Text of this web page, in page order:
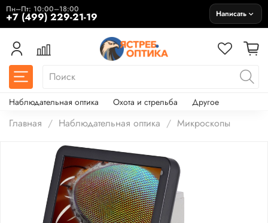
Пн–Пт: 10:00–18:00
+7 (499) 229-21-19 Написать
Наблюдательная оптика Охота и стрельба Другое
Главная Наблюдательная оптика Микроскопы